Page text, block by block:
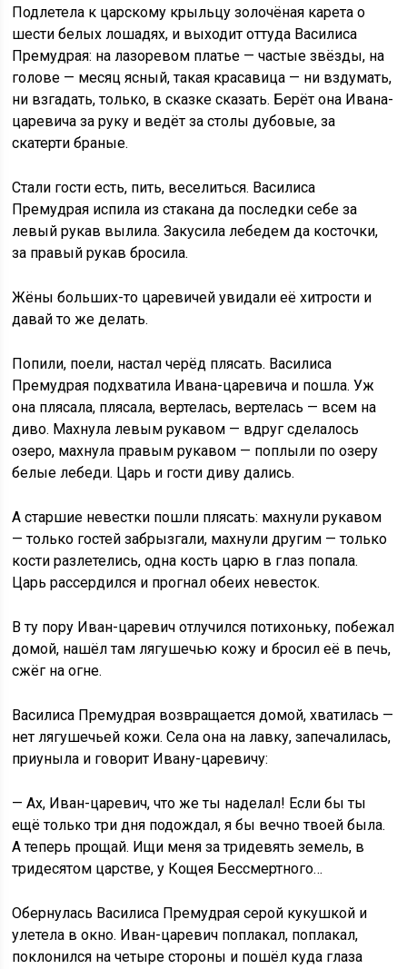
Подлетела к царскому крыльцу золочёная карета о
шести белых лошадях, и выходит оттуда Василиса
Премудрая: на лазоревом платье — частые звёзды, на
голове — месяц ясный, такая красавица — ни вздумать,
ни взгадать, только, в сказке сказать. Берёт она Ивана-
царевича за руку и ведёт за столы дубовые, за
скатерти браные.
Стали гости есть, пить, веселиться. Василиса
Премудрая испила из стакана да последки себе за
левый рукав вылила. Закусила лебедем да косточки,
за правый рукав бросила.
Жёны больших-то царевичей увидали её хитрости и
давай то же делать.
Попили, поели, настал черёд плясать. Василиса
Премудрая подхватила Ивана-царевича и пошла. Уж
она плясала, плясала, вертелась, вертелась — всем на
диво. Махнула левым рукавом — вдруг сделалось
озеро, махнула правым рукавом — поплыли по озеру
белые лебеди. Царь и гости диву дались.
А старшие невестки пошли плясать: махнули рукавом
— только гостей забрызгали, махнули другим — только
кости разлетелись, одна кость царю в глаз попала.
Царь рассердился и прогнал обеих невесток.
В ту пору Иван-царевич отлучился потихоньку, побежал
домой, нашёл там лягушечью кожу и бросил её в печь,
сжёг на огне.
Василиса Премудрая возвращается домой, хватилась —
нет лягушечьей кожи. Села она на лавку, запечалилась,
приуныла и говорит Ивану-царевичу:
— Ах, Иван-царевич, что же ты наделал! Если бы ты
ещё только три дня подождал, я бы вечно твоей была.
А теперь прощай. Ищи меня за тридевять земель, в
тридесятом царстве, у Кощея Бессмертного…
Обернулась Василиса Премудрая серой кукушкой и
улетела в окно. Иван-царевич поплакал, поплакал,
поклонился на четыре стороны и пошёл куда глаза